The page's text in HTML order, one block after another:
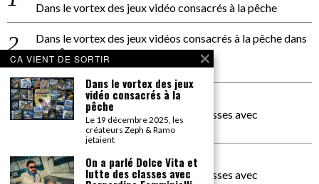
Dans le vortex des jeux vidéo consacrés à la pêche
Dans le vortex des jeux vidéos consacrés à la pêchedans
PACÔME THIELLEMENT
La séance d’Hip Gnose
La Patrie
dans
On a parlé Dolce Vita et lutte des classes avec
Bernardino Femminielli
carte noire negra à l'o tiededans
On a parlé Dolce Vita et lutte des classes avec
CA VIENT DE SORTIR
Dans le vortex des jeux
vidéo consacrés à la
pêche
Le 19 décembre 2025, les
créateurs Zeph & Ramo
jetaient
On a parlé Dolce Vita et
lutte des classes avec